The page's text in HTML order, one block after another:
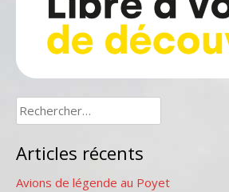
Rechercher :
Articles récents
Avions de légende au Poyet